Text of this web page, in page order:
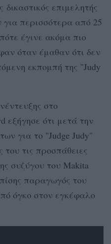
επιμελητής
για περισσότερα από 25
έγινε ακόμα πιο
όταν έμαθαν ότι δεν
εκπομπή της "Judy
στο
εξήγησε ότι μετά την
για το "Judge Judy"
του τις προσπάθειες
συζύγου του Makita
παραγωγός του
όγκο στον εγκέφαλο